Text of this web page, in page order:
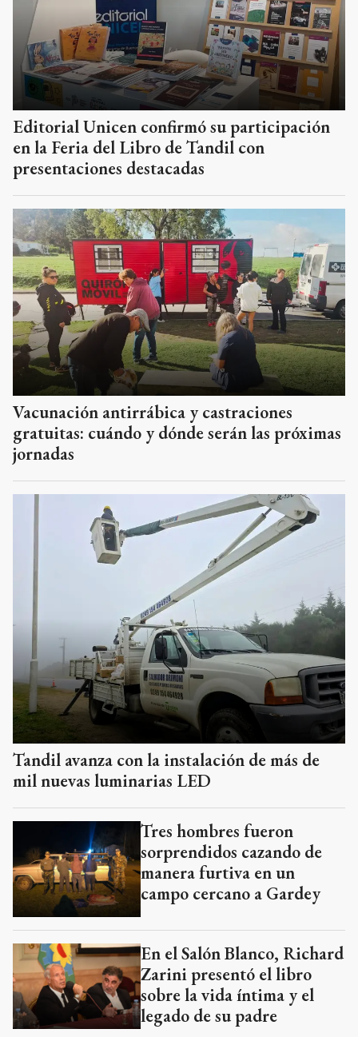
Editorial Unicen confirmó su participación
en la Feria del Libro de Tandil con
presentaciones destacadas
Vacunación antirrábica y castraciones
gratuitas: cuándo y dónde serán las próximas
jornadas
Tandil avanza con la instalación de más de
mil nuevas luminarias LED
Tres hombres fueron
sorprendidos cazando de
manera furtiva en un
campo cercano a Gardey
En el Salón Blanco, Richard
Zarini presentó el libro
sobre la vida íntima y el
legado de su padre